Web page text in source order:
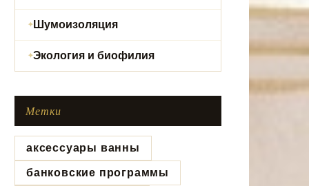
Шумоизоляция
Экология и биофилия
Метки
аксессуары ванны
банковские программы